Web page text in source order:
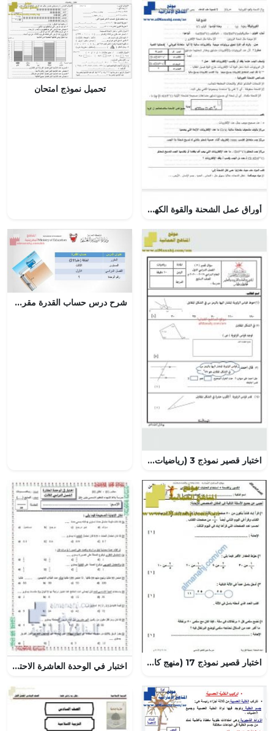
أوراق عمل الشحنة والقوة الكهربائية ,ملف 2, (فيزياء) الثاني عشر المتقدم
تحميل نموذج امتحان
اختبار قصير نموذج 3 (رياضيات) السابع
شرح درس حساب القدرة مقرر علم 211
اختبار قصير نموذج 17 (منهج كامبردج)- انجازي الثامن (رياضيات) الخامس اختبار في الوحدة العاشرة الاحتمال بدون حل, (رياضيات) السابع